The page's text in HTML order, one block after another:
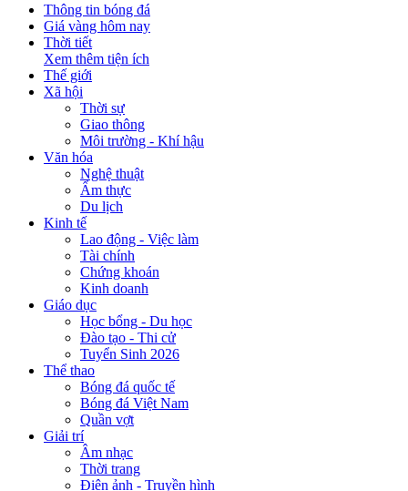
Thông tin bóng đá
Giá vàng hôm nay
Thời tiết
Xem thêm tiện ích
Thế giới
Xã hội
Thời sự
Giao thông
Môi trường - Khí hậu
Văn hóa
Nghệ thuật
Ẩm thực
Du lịch
Kinh tế
Lao động - Việc làm
Tài chính
Chứng khoán
Kinh doanh
Giáo dục
Học bổng - Du học
Đào tạo - Thi cử
Tuyển Sinh 2026
Thể thao
Bóng đá quốc tế
Bóng đá Việt Nam
Quần vợt
Giải trí
Âm nhạc
Thời trang
Điện ảnh - Truyền hình